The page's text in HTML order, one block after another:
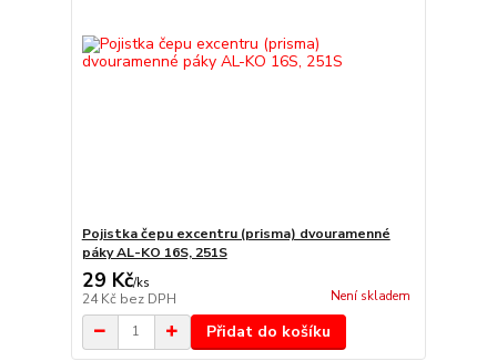
Pojistka čepu excentru (prisma) dvouramenné
páky AL-KO 16S, 251S
29 Kč/ks
24 Kč bez DPH Není skladem
Přidat do košíku